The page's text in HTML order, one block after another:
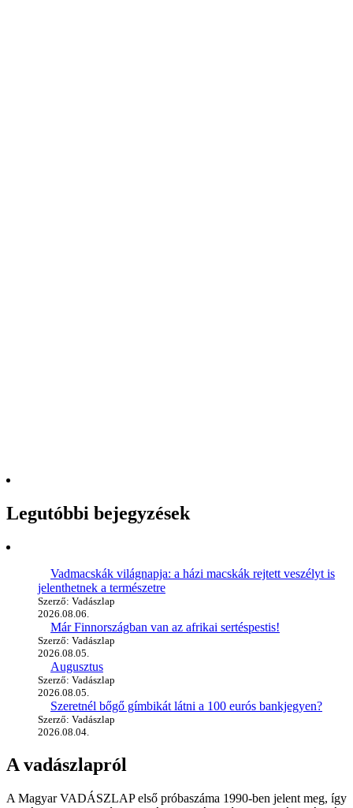
Legutóbbi bejegyzések
Vadmacskák világnapja: a házi macskák rejtett veszélyt is
jelenthetnek a természetre
Szerző: Vadászlap
2026.08.06.
Már Finnországban van az afrikai sertéspestis!
Szerző: Vadászlap
2026.08.05.
Augusztus
Szerző: Vadászlap
2026.08.05.
Szeretnél bőgő gímbikát látni a 100 eurós bankjegyen?
Szerző: Vadászlap
2026.08.04.
A vadászlapról
A Magyar VADÁSZLAP első próbaszáma 1990-ben jelent meg, így